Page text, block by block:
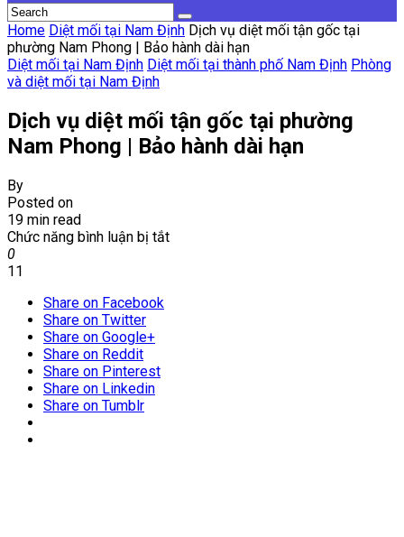
Home Diệt mối tại Nam Định Dịch vụ diệt mối tận gốc tại
phường Nam Phong | Bảo hành dài hạn
Diệt mối tại Nam Định Diệt mối tại thành phố Nam Định Phòng
và diệt mối tại Nam Định
Dịch vụ diệt mối tận gốc tại phường
Nam Phong | Bảo hành dài hạn
By
Posted on
19 min read
Chức năng bình luận bị tắtở
0
11
Share on Facebook
Share on Twitter
Share on Google+
Share on Reddit
Share on Pinterest
Share on Linkedin
Share on Tumblr